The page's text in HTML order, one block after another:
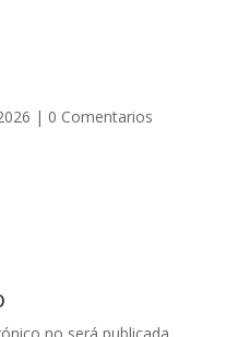
| 0 Comentarios